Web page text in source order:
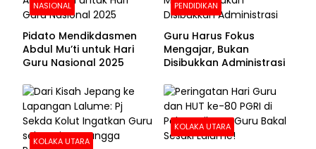
NASIONAL
Pidato Mendikdasmen
Abdul Mu’ti untuk Hari
Guru Nasional 2025
PENDIDIKAN
Guru Harus Fokus
Mengajar, Bukan
Disibukkan Administrasi
KOLAKA UTARA
KOLAKA UTARA